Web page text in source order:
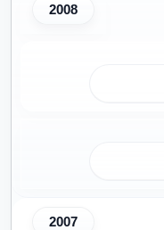
2008
2007